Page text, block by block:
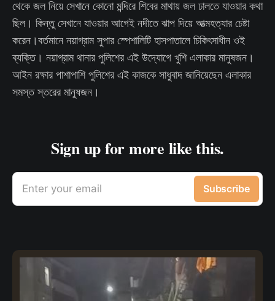
থেকে জল নিয়ে সেখানে কোনো মন্দিরে শিবের মাথায় জল ঢালতে যাওয়ার কথা
ছিল। কিন্তু সেখানে যাওয়ার আগেই নদীতে ঝাপ দিয়ে আত্মহত্যার চেষ্টা
করেন।বর্তমানে নয়াগ্রাম সুপার স্পেশালিটি হাসপাতালে চিকিৎসাধীন ওই
ব্যক্তি। নয়াগ্রাম থানার পুলিশের এই উদ্যোগে খুশি এলাকার মানুষজন।
আইন রক্ষার পাশাপাশি পুলিশের এই কাজকে সাধুবাদ জানিয়েছেন এলাকার
সমস্ত স্তরের মানুষজন।
Sign up for more like this.
Enter your email Subscribe